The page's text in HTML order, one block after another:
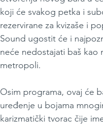
koji će svakog petka i
rezervirane za kvizaše i
Sound ugostit će i
neće nedostajati baš kao
metropoli.
Osim programa, ovaj će
uređenje u bojama
karizmatički tvorac čije